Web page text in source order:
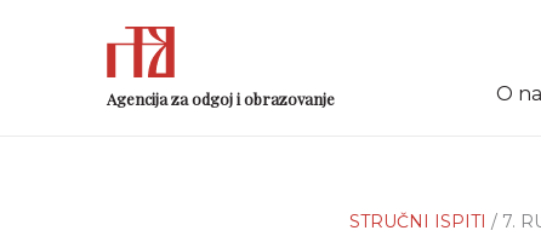
Agencija za odgoj i obrazovanje O
STRUČNI ISPITI / 7.